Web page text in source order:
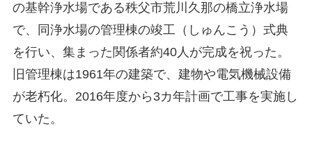
の基幹浄水場である秩父市荒川久那の橋立浄水場
で、同浄水場の管理棟の竣工（しゅんこう）式典
を行い、集まった関係者約40人が完成を祝った。
旧管理棟は1961年の建築で、建物や電気機械設備
が老朽化。2016年度から3カ年計画で工事を実施し
ていた。